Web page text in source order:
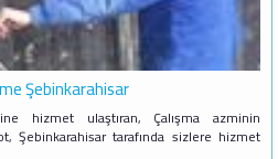
Şebinkarahisar
hizmet ulaştıran, Çalışma azminin
Şebinkarahisar tarafında sizlere hizmet